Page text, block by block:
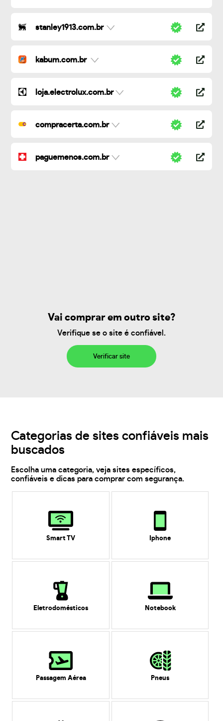
stanley1913.com.br
kabum.com.br
loja.electrolux.com.br
compracerta.com.br
paguemenos.com.br
Vai comprar em outro site?
Verifique se o site é confiável.
Verificar site
Categorias de sites confiáveis mais
buscados
Escolha uma categoria, veja sites específicos,
confiáveis e dicas para comprar com segurança.
Smart TV Iphone
Eletrodomésticos Notebook
Passagem Aérea Pneus